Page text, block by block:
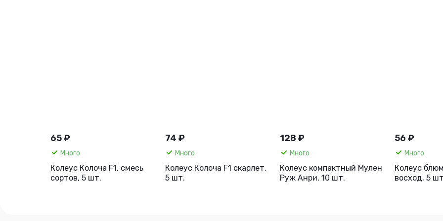
65 ₽
Много
Колеус Колоча F1, смесь
сортов, 5 шт.
74 ₽
Много
Колеус Колоча F1 скарлет,
5 шт.
128 ₽
Много
Колеус компактный Мулен
Руж Анри, 10 шт.
56 ₽
Много
Колеус
восход, 5